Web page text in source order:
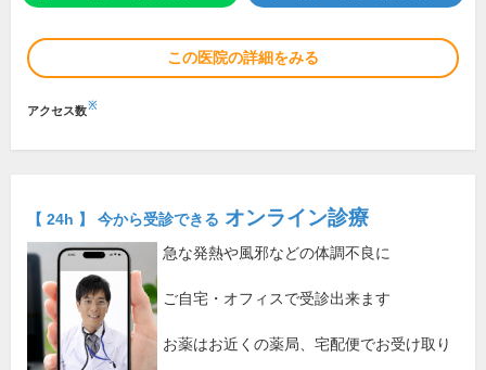
この医院の詳細をみる
アクセス数※
【 24h 】 今から受診できる オンライン診療
急な発熱や風邪などの体調不良に
ご自宅・オフィスで受診出来ます
お薬はお近くの薬局、宅配便でお受け取り